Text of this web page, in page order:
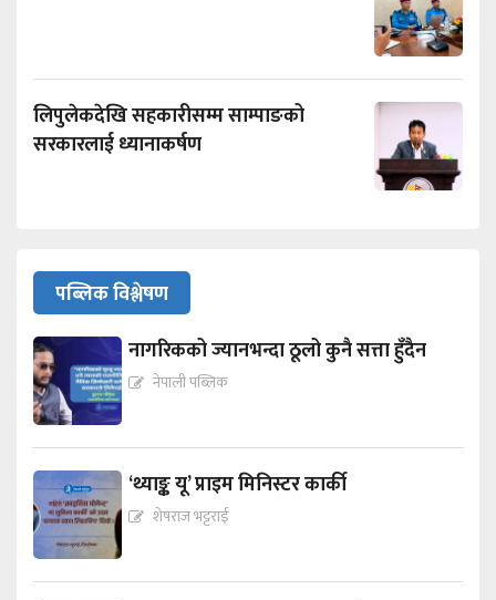
लिपुलेकदेखि सहकारीसम्म साम्पाङको
सरकारलाई ध्यानाकर्षण
पब्लिक विश्लेषण
नागरिकको ज्यानभन्दा ठूलो कुनै सत्ता हुँदैन
नेपाली पब्लिक
‘थ्याङ्क यू’ प्राइम मिनिस्टर कार्की
शेषराज भट्टराई